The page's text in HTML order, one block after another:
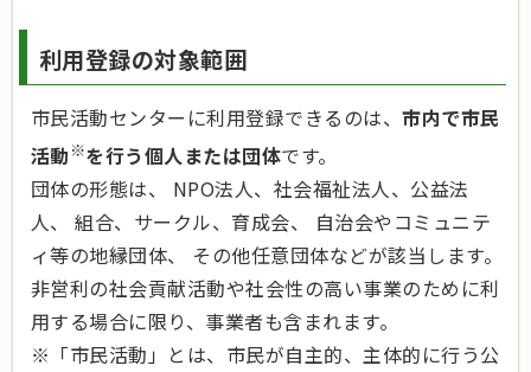
利用登録の対象範囲
市民活動センターに利用登録できるのは、市内で市民
活動 ※を行う個人または団体です。
団体の形態は、 NPO法人、社会福祉法人、公益法
人、 組合、サークル、育成会、 自治会やコミュニテ
ィ等の地縁団体、 その他任意団体などが該当します。
非営利の社会貢献活動や社会性の高い事業のために利
用する場合に限り、事業者も含まれます。
※「市民活動」とは、市民が自主的、主体的に行う公